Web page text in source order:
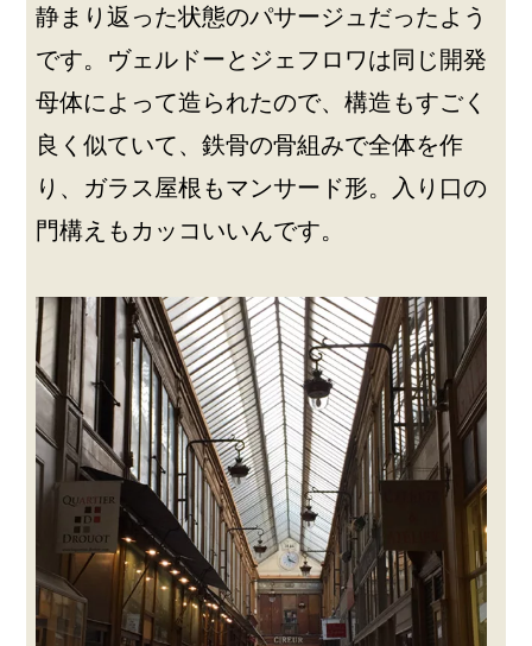
静まり返った状態のパサージュだったよう
です。ヴェルドーとジェフロワは同じ開発
母体によって造られたので、構造もすごく
良く似ていて、鉄骨の骨組みで全体を作
り、ガラス屋根もマンサード形。入り口の
門構えもカッコいいんです。